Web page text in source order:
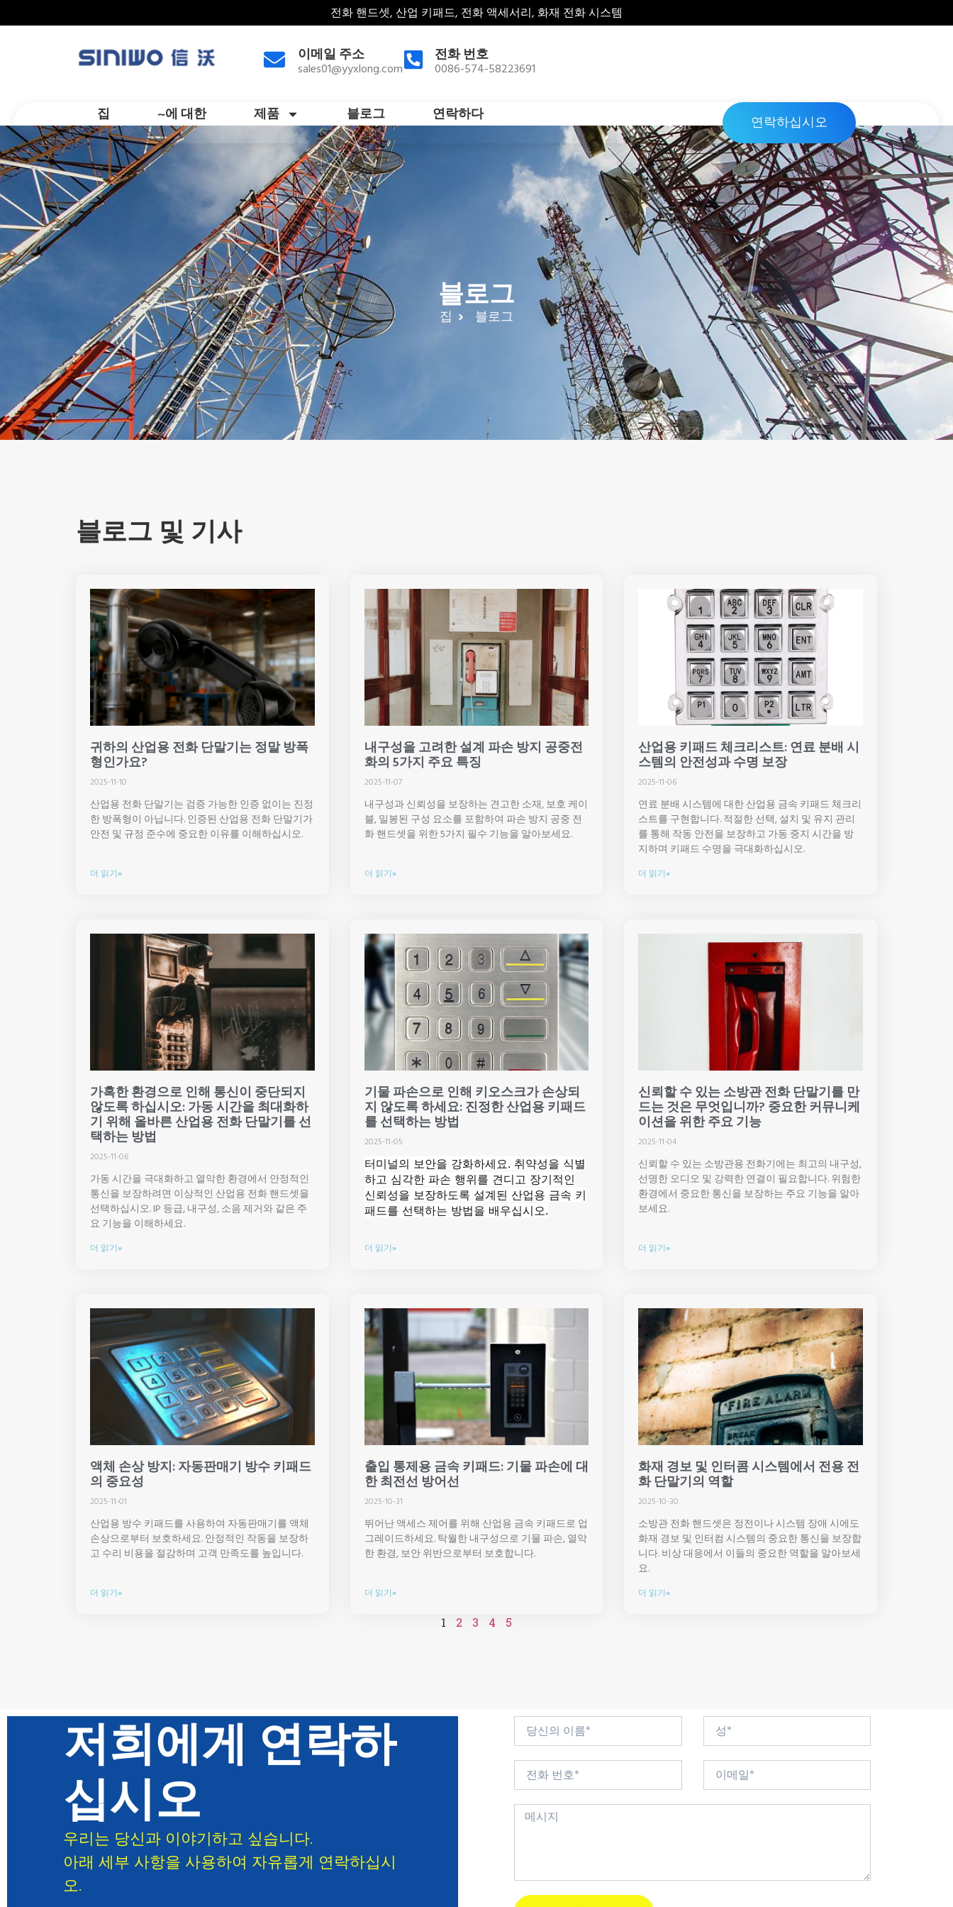
전화 핸드셋, 산업 키패드, 전화 액세서리, 화재 전화 시스템
이메일 주소
sales01@yyxlong.com
전화 번호
0086-574-58223691
집 ~에 대한 제품 블로그 연락하다 연락하십시오
블로그
집 블로그
블로그 및 기사
귀하의 산업용 전화 단말기는 정말 방폭
형인가요?
2025-11-10
산업용 전화 단말기는 검증 가능한 인증 없이는 진정
한 방폭형이 아닙니다. 인증된 산업용 전화 단말기가
안전 및 규정 준수에 중요한 이유를 이해하십시오.
더 읽기»
내구성을 고려한 설계 파손 방지 공중전
화의 5가지 주요 특징
2025-11-07
내구성과 신뢰성을 보장하는 견고한 소재, 보호 케이
블, 밀봉된 구성 요소를 포함하여 파손 방지 공중 전
화 핸드셋을 위한 5가지 필수 기능을 알아보세요.
더 읽기»
산업용 키패드 체크리스트: 연료 분배 시
스템의 안전성과 수명 보장
2025-11-06
연료 분배 시스템에 대한 산업용 금속 키패드 체크리
스트를 구현합니다. 적절한 선택, 설치 및 유지 관리
를 통해 작동 안전을 보장하고 가동 중지 시간을 방
지하며 키패드 수명을 극대화하십시오.
더 읽기»
가혹한 환경으로 인해 통신이 중단되지
않도록 하십시오: 가동 시간을 최대화하
기 위해 올바른 산업용 전화 단말기를 선
택하는 방법
2025-11-06
가동 시간을 극대화하고 열악한 환경에서 안정적인
통신을 보장하려면 이상적인 산업용 전화 핸드셋을
선택하십시오. IP 등급, 내구성, 소음 제거와 같은 주
요 기능을 이해하세요.
더 읽기»
기물 파손으로 인해 키오스크가 손상되
지 않도록 하세요: 진정한 산업용 키패드
를 선택하는 방법
2025-11-05
터미널의 보안을 강화하세요. 취약성을 식별
하고 심각한 파손 행위를 견디고 장기적인
신뢰성을 보장하도록 설계된 산업용 금속 키
패드를 선택하는 방법을 배우십시오.
더 읽기»
신뢰할 수 있는 소방관 전화 단말기를 만
드는 것은 무엇입니까? 중요한 커뮤니케
이션을 위한 주요 기능
2025-11-04
신뢰할 수 있는 소방관용 전화기에는 최고의 내구성,
선명한 오디오 및 강력한 연결이 필요합니다. 위험한
환경에서 중요한 통신을 보장하는 주요 기능을 알아
보세요.
더 읽기»
액체 손상 방지: 자동판매기 방수 키패드
의 중요성
2025-11-01
산업용 방수 키패드를 사용하여 자동판매기를 액체
손상으로부터 보호하세요. 안정적인 작동을 보장하
고 수리 비용을 절감하며 고객 만족도를 높입니다.
더 읽기»
출입 통제용 금속 키패드: 기물 파손에 대
한 최전선 방어선
2025-10-31
뛰어난 액세스 제어를 위해 산업용 금속 키패드로 업
그레이드하세요. 탁월한 내구성으로 기물 파손, 열악
한 환경, 보안 위반으로부터 보호합니다.
더 읽기»
화재 경보 및 인터콤 시스템에서 전용 전
화 단말기의 역할
2025-10-30
소방관 전화 핸드셋은 정전이나 시스템 장애 시에도
화재 경보 및 인터컴 시스템의 중요한 통신을 보장합
니다. 비상 대응에서 이들의 중요한 역할을 알아보세
요.
더 읽기»
1 2 3 4 5
저희에게 연락하
십시오
우리는 당신과 이야기하고 싶습니다.
아래 세부 사항을 사용하여 자유롭게 연락하십시
오.